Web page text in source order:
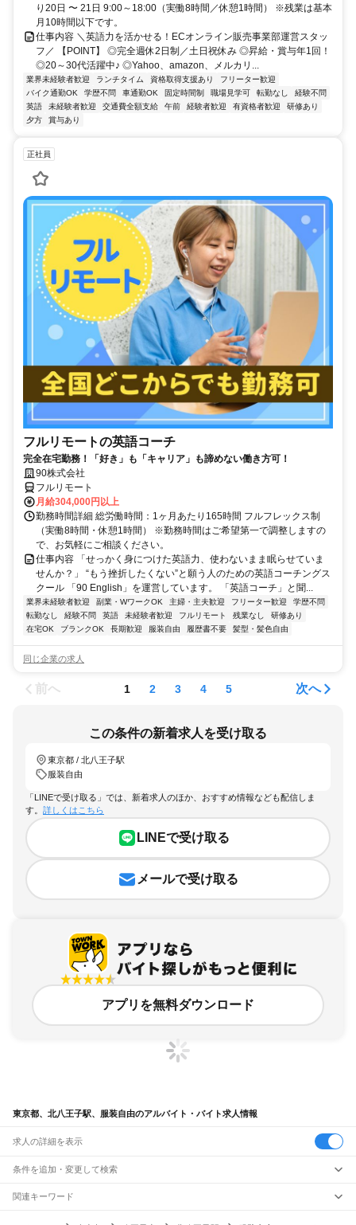
り20日 〜 21日 9:00～18:00（実働8時間／休憩1時間） ※残業は基本
月10時間以下です。
仕事内容 ＼英語力を活かせる！ECオンライン販売事業部運営スタッ
フ／ 【POINT】 ◎完全週休2日制／土日祝休み ◎昇給・賞与年1回！
◎20～30代活躍中♪ ◎Yahoo、amazon、メルカリ...
業界未経験者歓迎 ランチタイム 資格取得支援あり
フリーター歓迎
バイク通勤OK
学歴不問 車通勤OK 固定時間制 職場見学可 転勤なし
経験不問
英語
未経験者歓迎 交通費全額支給 午前 経験者歓迎 有資格者歓迎
研修あり
夕方
賞与あり
正社員
フルリモートの英語コーチ
完全在宅勤務！「好き」も「キャリア」も諦めない働き方可！
90株式会社
フルリモート
月給304,000円以上
勤務時間詳細 総労働時間：1ヶ月あたり165時間 フルフレックス制
（実働8時間・休憩1時間） ※勤務時間はご希望第一で調整しますの
で、お気軽にご相談ください。
仕事内容 「せっかく身につけた英語力、使わないまま眠らせていま
せんか？」 “もう挫折したくない”と願う人のための英語コーチングス
クール 「90 English」を運営しています。 「英語コーチ」と聞...
業界未経験者歓迎 副業・WワークOK 主婦・主夫歓迎 フリーター歓迎
学歴不問
転勤なし
経験不問 英語 未経験者歓迎 フルリモート 残業なし
研修あり
在宅OK
ブランクOK 長期歓迎 服装自由 履歴書不要 髪型・髪色自由
同じ企業の求人
前へ 1 2 3 4 5 次へ
この条件の新着求人を受け取る
東京都 / 北八王子駅
服装自由
「LINEで受け取る」では、新着求人のほか、おすすめ情報なども配信しま
す。 詳しくはこちら
LINEで受け取る
メールで受け取る
アプリを無料ダウンロード
東京都、北八王子駅、服装自由のアルバイト・バイト求人情報
求人の詳細を表示
条件を追加・変更して検索
市区町村を追加・変更
関連キーワード